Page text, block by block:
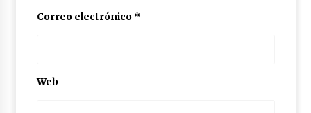
Correo electrónico *
Web